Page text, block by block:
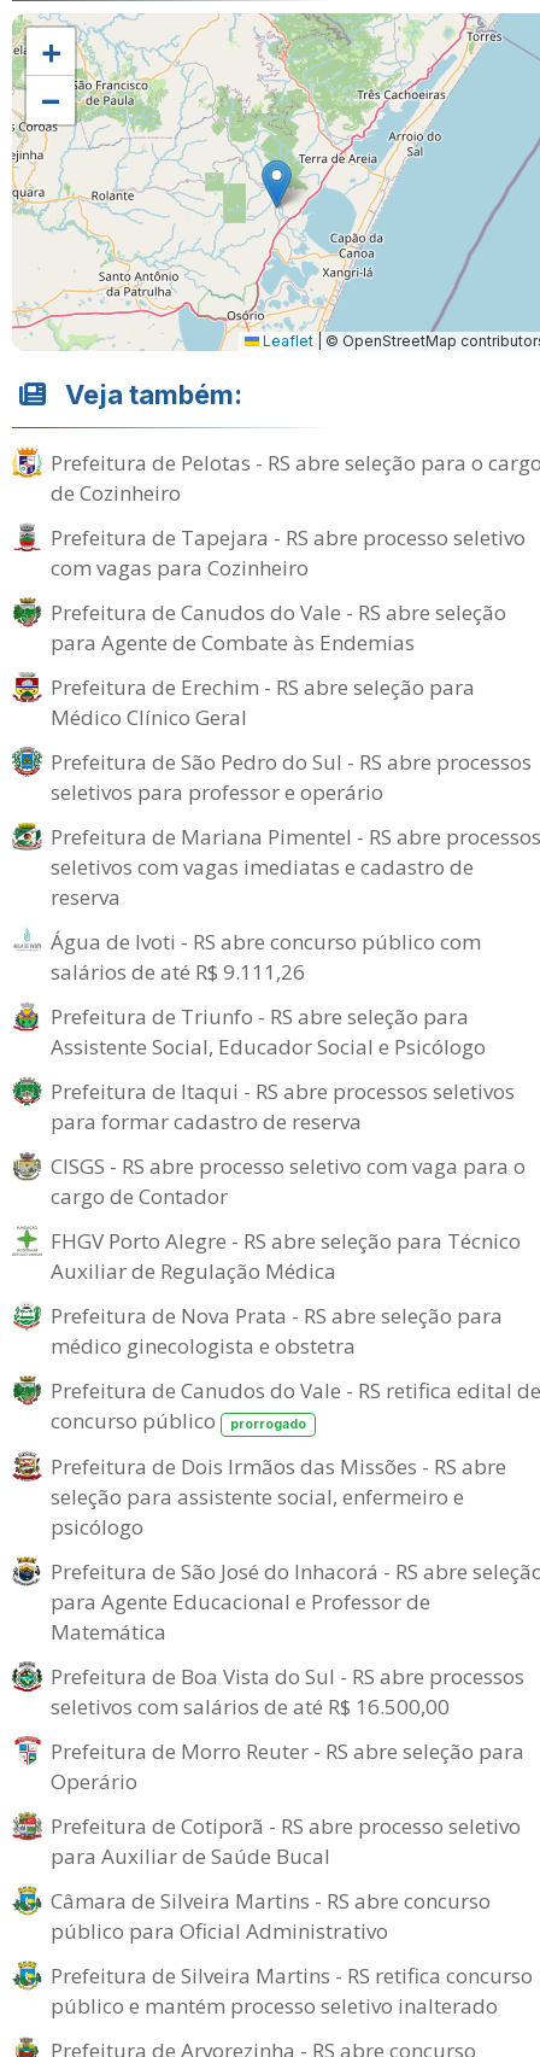
+
−
Leaflet © OpenStreetMap
Veja também:
Prefeitura de Pelotas - RS abre seleção para o
de Cozinheiro
Prefeitura de Tapejara - RS abre processo seletivo
com vagas para Cozinheiro
Prefeitura de Canudos do Vale - RS abre seleção
para Agente de Combate às Endemias
Prefeitura de Erechim - RS abre seleção para
Médico Clínico Geral
Prefeitura de São Pedro do Sul - RS abre processos
seletivos para professor e operário
Prefeitura de Mariana Pimentel - RS abre processos
seletivos com vagas imediatas e cadastro de
reserva
Água de Ivoti - RS abre concurso público com
salários de até R$ 9.111,26
Prefeitura de Triunfo - RS abre seleção para
Assistente Social, Educador Social e Psicólogo
Prefeitura de Itaqui - RS abre processos seletivos
para formar cadastro de reserva
CISGS - RS abre processo seletivo com vaga para o
cargo de Contador
FHGV Porto Alegre - RS abre seleção para Técnico
Auxiliar de Regulação Médica
Prefeitura de Nova Prata - RS abre seleção para
médico ginecologista e obstetra
Prefeitura de Canudos do Vale - RS retifica edital de
concurso público
prorrogado
Prefeitura de Dois Irmãos das Missões - RS abre
seleção para assistente social, enfermeiro e
psicólogo
Prefeitura de São José do Inhacorá - RS abre
para Agente Educacional e Professor de
Matemática
Prefeitura de Boa Vista do Sul - RS abre processos
seletivos com salários de até R$ 16.500,00
Prefeitura de Morro Reuter - RS abre seleção para
Operário
Prefeitura de Cotiporã - RS abre processo seletivo
para Auxiliar de Saúde Bucal
Câmara de Silveira Martins - RS abre concurso
público para Oficial Administrativo
Prefeitura de Silveira Martins - RS retifica concurso
público e mantém processo seletivo inalterado
Prefeitura de Arvorezinha - RS abre concurso